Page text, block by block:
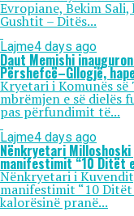
Evropiane, Bekim
Gushtit – Ditës...
Lajme4 days ago
Daut Memishi
Përshefcë–Gllogjë,
Kryetari i Komunës së
mbrëmjen e së dielës
pas përfundimit të...
Lajme4 days ago
Nënkryetari
manifestimit “10 Ditët
Nënkryetari i
manifestimit “10 Ditët
kalorësinë pranë...